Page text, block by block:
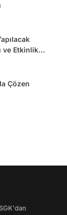
ve Etkinlik
Çözen